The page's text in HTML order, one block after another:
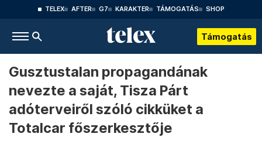
TELEX AFTER G7 KARAKTER TÁMOGATÁS SHOP
Támogatás
Gusztustalan propagandának
nevezte a saját, Tisza Párt
adóterveiről szóló cikküket a
Totalcar főszerkesztője